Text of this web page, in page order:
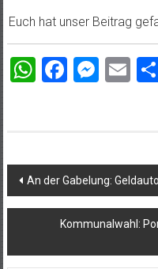
Euch hat unser Beitrag
WhatsApp
An der Gabelung:
Kommunalwahl: